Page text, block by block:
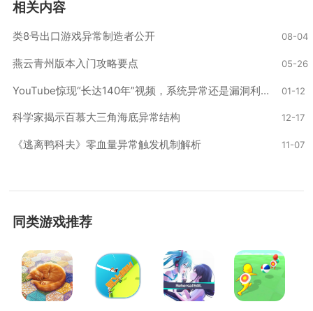
相关内容
类8号出口游戏异常制造者公开 08-04
燕云青州版本入门攻略要点 05-26
YouTube惊现“长达140年”视频，系统异常还是漏洞利用？‌ 01-12
科学家揭示百慕大三角海底异常结构‌ 12-17
《逃离鸭科夫》零血量异常触发机制解析‌ 11-07
同类游戏推荐